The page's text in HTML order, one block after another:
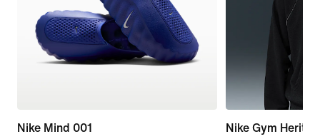
Nike Mind 001
Nike Gym